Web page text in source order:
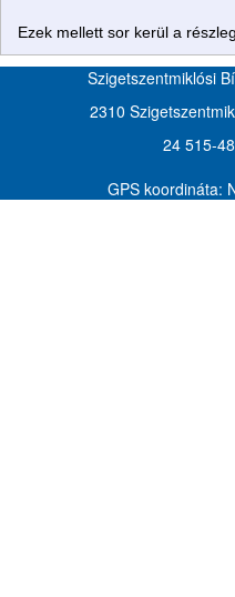
Ezek mellett sor kerül a
Szigetszentmiklósi
2310
24 515-
GPS koordináta: